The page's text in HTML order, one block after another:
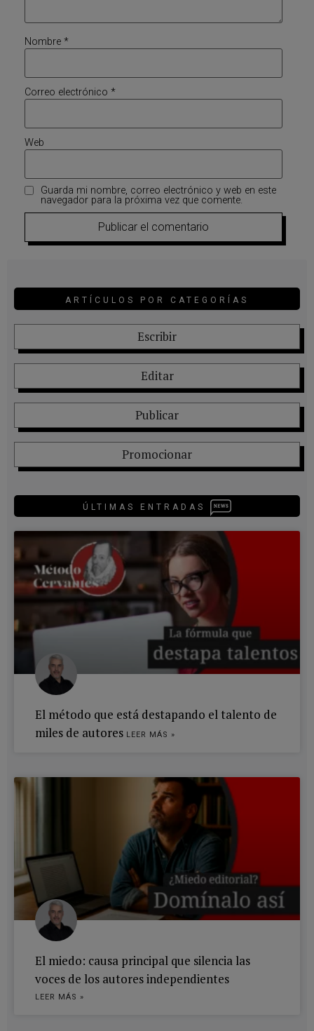
Nombre *
Correo electrónico *
Web
Guarda mi nombre, correo electrónico y web en este
navegador para la próxima vez que comente.
ARTÍCULOS POR CATEGORÍAS
Escribir
Editar
Publicar
Promocionar
ÚLTIMAS ENTRADAS
El método que está destapando el talento de
miles de autores LEER MÁS »
El miedo: causa principal que silencia las
voces de los autores independientes
LEER MÁS »